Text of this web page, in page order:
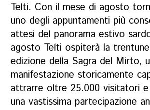
Telti. Con il mese di agosto
uno degli appuntamenti più
attesi del panorama estivo
agosto Telti ospiterà la
edizione della Sagra del Mirto,
manifestazione storicamente
attrarre oltre 25.000 visitatori
una vastissima partecipazione